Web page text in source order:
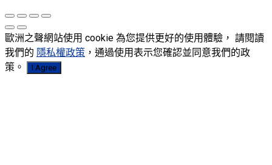
歐洲之聲網站使用 cookie 為您提供更好的使用體驗， 請閱讀
我們的 隱私權政策 ，通過使用表示您確認並同意我們的政
策。
I Agree